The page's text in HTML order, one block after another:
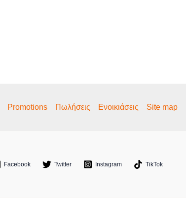
Promotions Πωλήσεις Ενοικιάσεις Site map
Facebook Twitter Instagram TikTok